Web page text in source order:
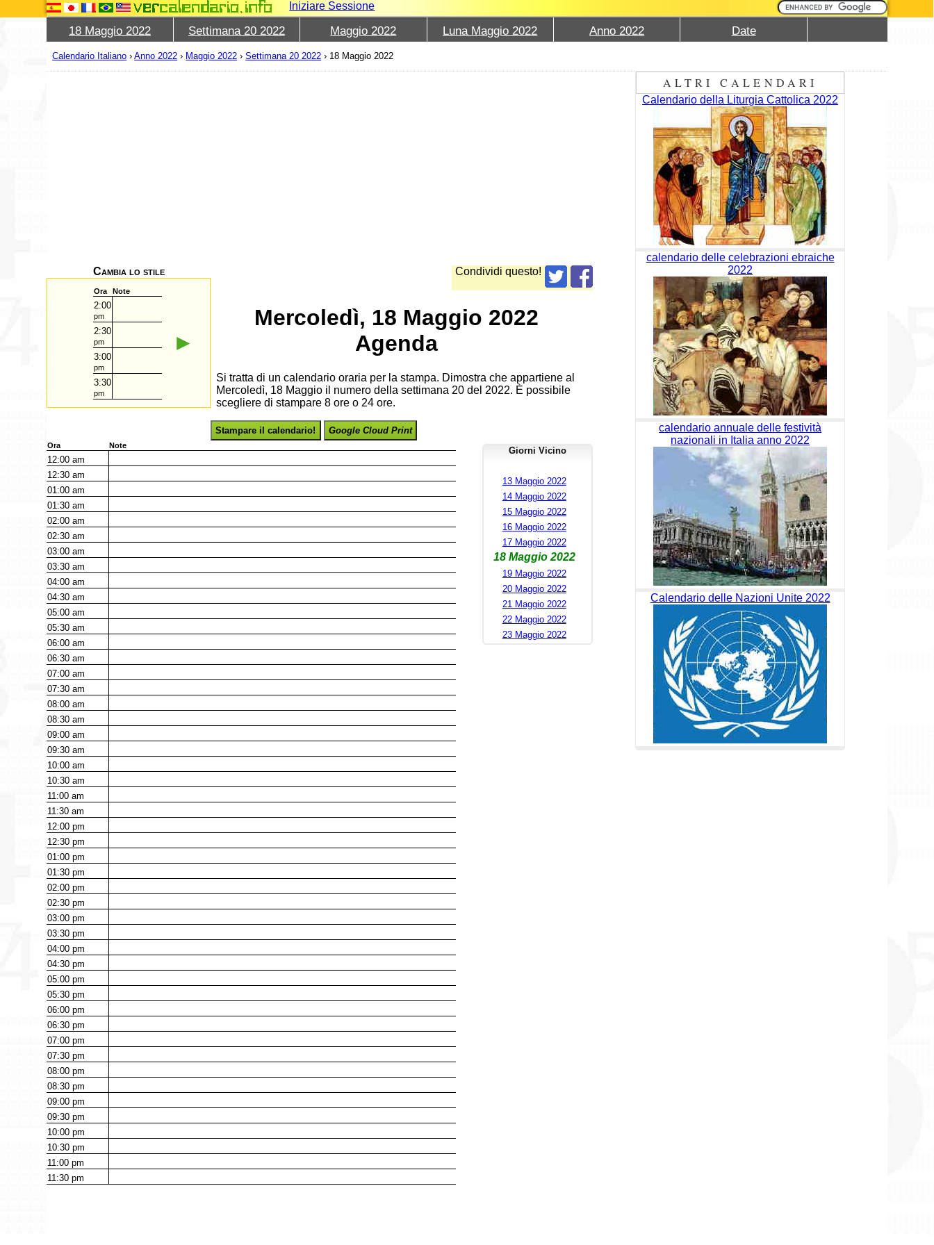
Iniziare Sessione
18 Maggio 2022 Settimana 20 2022 Maggio 2022 Luna Maggio 2022 Anno 2022 Date
Calendario Italiano ›Anno 2022 › Maggio 2022 ›Settimana 20 2022 › 18 Maggio 2022
Condividi questo!
Cambia lo stile
Ora Note
2:00
pm
2:30
pm
3:00
pm
3:30
pm
►
Mercoledì, 18 Maggio 2022
Agenda
Si tratta di un calendario oraria per la stampa. Dimostra che appartiene al
Mercoledì, 18 Maggio il numero della settimana 20 del 2022. È possibile
scegliere di stampare 8 ore o 24 ore.
Stampare il calendario! Google Cloud Print
Ora Note
12:00am
12:30am
01:00am
01:30am
02:00am
02:30am
03:00am
03:30am
04:00am
04:30am
05:00am
05:30am
06:00am
06:30am
07:00am
07:30am
08:00am
08:30am
09:00am
09:30am
10:00am
10:30am
11:00am
11:30am
12:00pm
12:30pm
01:00pm
01:30pm
02:00pm
02:30pm
03:00pm
03:30pm
04:00pm
04:30pm
05:00pm
05:30pm
06:00pm
06:30pm
07:00pm
07:30pm
08:00pm
08:30pm
09:00pm
09:30pm
10:00pm
10:30pm
11:00pm
11:30pm
Giorni Vicino
13 Maggio 2022
14 Maggio 2022
15 Maggio 2022
16 Maggio 2022
17 Maggio 2022
18 Maggio 2022
19 Maggio 2022
20 Maggio 2022
21 Maggio 2022
22 Maggio 2022
23 Maggio 2022
ALTRI CALENDARI
Calendario della Liturgia Cattolica 2022
calendario delle celebrazioni ebraiche
2022
calendario annuale delle festività
nazionali in Italia anno 2022
Calendario delle Nazioni Unite 2022